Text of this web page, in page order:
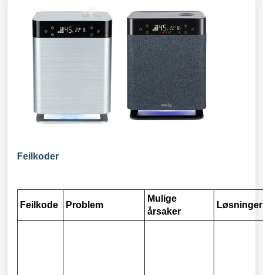
Feilkoder
Feilkode Problem
Mulige
årsaker
Løsninger